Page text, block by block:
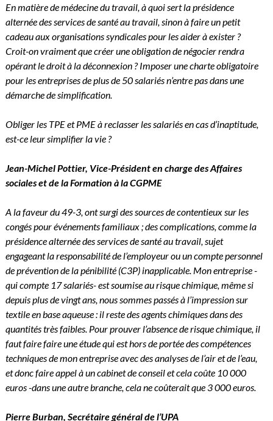
En matière de médecine du travail, à quoi sert la présidence
alternée des services de santé au travail, sinon à faire un petit
cadeau aux organisations syndicales pour les aider à exister ?
Croit-on vraiment que créer une obligation de négocier rendra
opérant le droit à la déconnexion ? Imposer une charte obligatoire
pour les entreprises de plus de 50 salariés n’entre pas dans une
démarche de simplification.
Obliger les TPE et PME à reclasser les salariés en cas d’inaptitude,
est-ce leur simplifier la vie ?
Jean-Michel Pottier, Vice-Président en charge des Affaires
sociales et de la Formation à la CGPME
A la faveur du 49-3, ont surgi des sources de contentieux sur les
congés pour événements familiaux ; des complications, comme la
présidence alternée des services de santé au travail, sujet
engageant la responsabilité de l’employeur ou un compte personnel
de prévention de la pénibilité (C3P) inapplicable. Mon entreprise -
qui compte 17 salariés- est soumise au risque chimique, même si
depuis plus de vingt ans, nous sommes passés à l’impression sur
textile en base aqueuse : il reste des agents chimiques dans des
quantités très faibles. Pour prouver l’absence de risque chimique, il
faut faire faire une étude qui est hors de portée des compétences
techniques de mon entreprise avec des analyses de l’air et de l’eau,
et donc faire appel à un cabinet de conseil et cela coûte 10 000
euros -dans une autre branche, cela ne coûterait que 3 000 euros.
Pierre Burban, Secrétaire général de l’UPA